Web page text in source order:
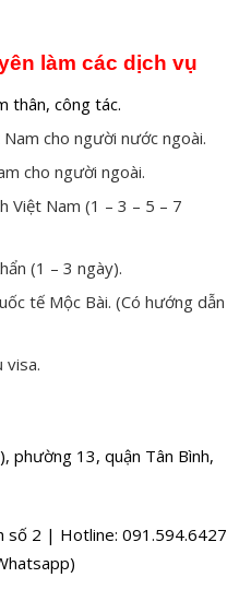
làm các dịch vụ
thân, công tác.
cho người nước ngoài.
cho người ngoài.
Việt Nam (1 – 3 – 5 – 7
(1 – 3 ngày).
tế Mộc Bài. (Có hướng dẫn
visa.
phường 13, quận Tân Bình,
số 2 | Hotline: 091.594.6427